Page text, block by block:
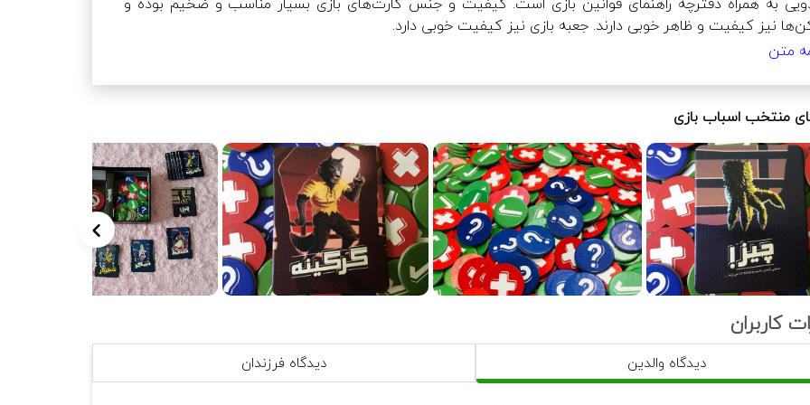
می‌شود.
جادویی یک کلمه به انتخاب خودش نوشته و آن را در مرکز میز قرار می‌دهد و چشم‌هایش را می بندد. سپس راوی
انتخابی بازی (معمولاً شهردار) غیب‌گو را بیدار کرده و غیب‌گو کلمه نوشته شده روی دفترچه بازی را می‌بیند و
چشم‌هایش را می‌بندد. سپس از گرگینه یا گرگینه‌های بازی درخواست می‌شود بیدار شده و واژه­ی نوشته­شده روی
دفترچه را ببینند و با همدیگر نیز آشنا شوند (در صورت حضور 2 گرگینه در بازی) سپس آنها نیز چشم‌هایشان را بسته و
مجدد شهردار بیدار شده و دفترچه کلمه جادویی را به پشت برمی‌گرداند و با اعلام راوی تمام بازیکنان بیدار می‌شوند و
وارد فاز روز می‌شود.
مدت‌زمان 4 دقیقه سعی در کشف واژه می‌کنند. طبیعتاً گرگینه‌ها تلاش دارند تا به شکل غیر فاحش با سؤالات خود
نیز کیفیت خوبی دارد.
متن
منتخب اسباب بازی
کاربران
دیدگاه والدین دیدگاه فرزندان